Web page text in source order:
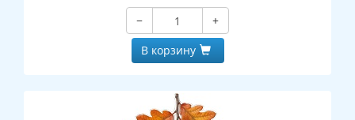
−
+
В корзину